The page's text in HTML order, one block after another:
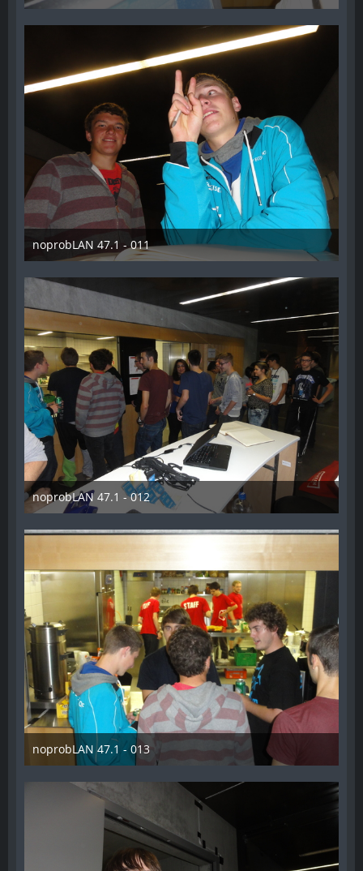
26. Oktober 2014
noprobLAN 47.1 - 011
26. Oktober 2014
noprobLAN 47.1 - 012
26. Oktober 2014
noprobLAN 47.1 - 013
26. Oktober 2014